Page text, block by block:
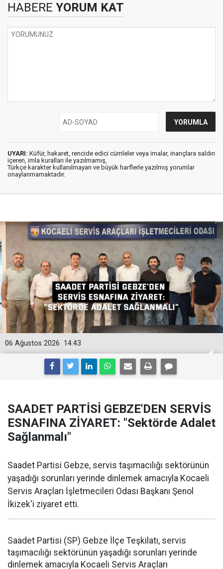
HABERE YORUM KAT
UYARI: Küfür, hakaret, rencide edici cümleler veya imalar, inançlara saldırı
içeren, imla kuralları ile yazılmamış,
Türkçe karakter kullanılmayan ve büyük harflerle yazılmış yorumlar
onaylanmamaktadır.
14:43
06 Ağustos 2026
SAADET PARTİSİ GEBZE'DEN SERVİS
ESNAFINA ZİYARET: "Sektörde Adalet
Sağlanmalı"
Saadet Partisi Gebze, servis taşımacılığı sektörünün
yaşadığı sorunları yerinde dinlemek amacıyla Kocaeli
Servis Araçları İşletmecileri Odası Başkanı Şenol
İkizek'i ziyaret etti.
Saadet Partisi (SP) Gebze İlçe Teşkilatı, servis
taşımacılığı sektörünün yaşadığı sorunları yerinde
dinlemek amacıyla Kocaeli Servis Araçları